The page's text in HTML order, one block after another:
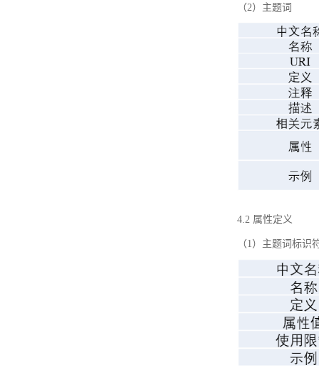
（2）主题词
4.2 属性定义
（1）主题词标识